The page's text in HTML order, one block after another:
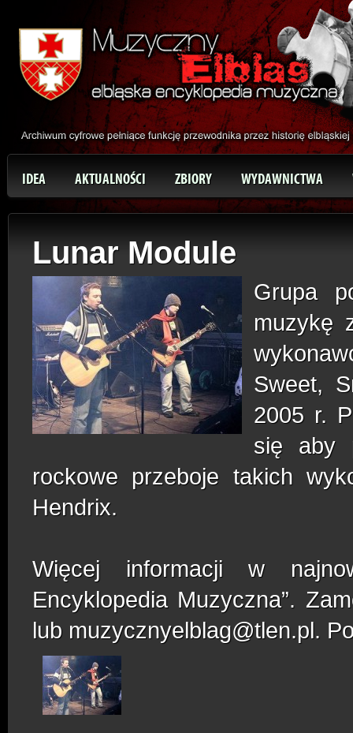
IDEA AKTUALNOŚCI ZBIORY WYDAWNICTWA
Lunar Module
Grupa
muzykę
Sweet,
2005 r.
się aby
rockowe przeboje takich
Hendrix.
Więcej informacji w
Encyklopedia Muzyczna”.
lub muzycznyelblag@tlen.pl.